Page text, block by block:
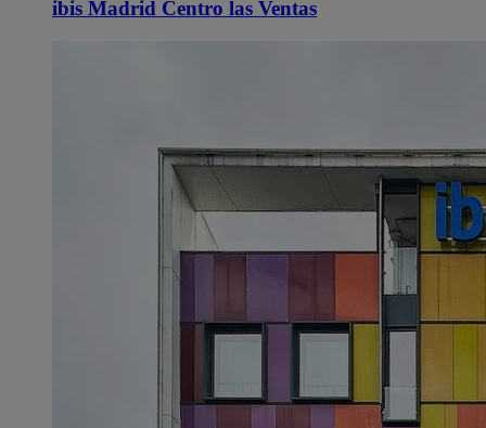
ibis Madrid Centro las Ventas